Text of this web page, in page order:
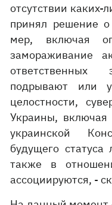
отсутствии каких-
принял решение
мер, включая
замораживание
подрывают или
целостности,
Украины, включая
украинской
будущего
также в
ассоциируются, -